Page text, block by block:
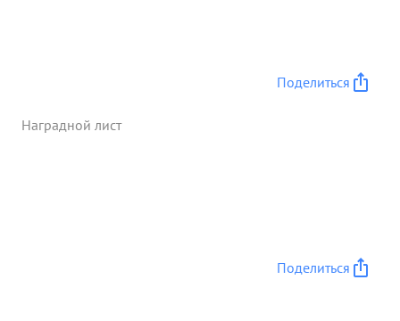
Поделиться
Наградной лист
Поделиться